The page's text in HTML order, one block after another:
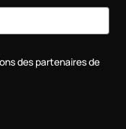
des partenaires de